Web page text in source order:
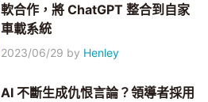
軟合作，將 ChatGPT 整合到自家
車載系統
2023/06/29 by Henley
AI 不斷生成仇恨言論？領導者採用